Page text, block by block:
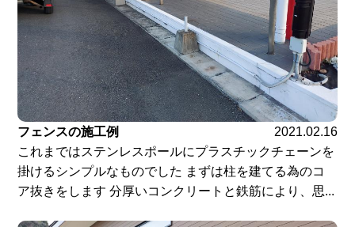
フェンスの施工例
2021.02.16
これまではステンレスポールにプラスチックチェーンを
掛けるシンプルなものでした まずは柱を建てる為のコ
ア抜きをします 分厚いコンクリートと鉄筋により、思...